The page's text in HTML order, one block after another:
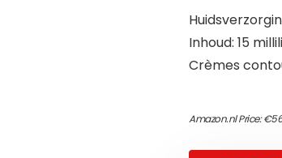
Inhoud: 15
Crèmes
Amazon.nl Price:€